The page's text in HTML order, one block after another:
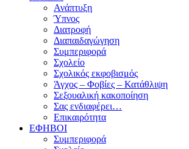
Ανάπτυξη
Ύπνος
Διατροφή
Διαπαιδαγώγηση
Συμπεριφορά
Σχολείο
Σχολικός εκφοβισμός
Άγχος – Φοβίες – Κατάθλιψη
Σεξουαλική κακοποίηση
Σας ενδιαφέρει…
Επικαιρότητα
ΕΦΗΒΟΙ
Συμπεριφορά